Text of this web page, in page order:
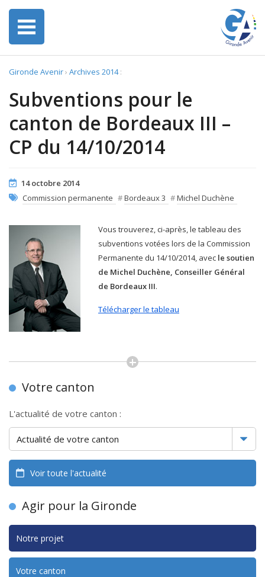
Gironde Avenir› Archives 2014:
Subventions pour le
canton de Bordeaux III –
CP du 14/10/2014
14 octobre 2014
Commission permanente #Bordeaux 3 #Michel Duchène
Vous trouverez, ci-après, le tableau des
subventions votées lors de la Commission
Permanente du 14/10/2014, avec le soutien
de Michel Duchène, Conseiller Général
de Bordeaux III.
Télécharger le tableau
Votre canton
L'actualité de votre canton :
Voir toute l'actualité
Agir pour la Gironde
Notre projet
Votre canton